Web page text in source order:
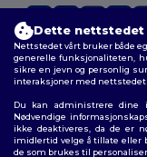
2026.
Generelle Vilkår|
informasjonskapsler
Dette nettstedet
Nettstedet vårt bruker både
generelle funksjonaliteten,
sikre en jevn og personlig
interaksjoner med nettstedet
Du kan administrere dine
Nødvendige
ikke deaktiveres, da de er
imidlertid velge å tillate eller
de som brukes til